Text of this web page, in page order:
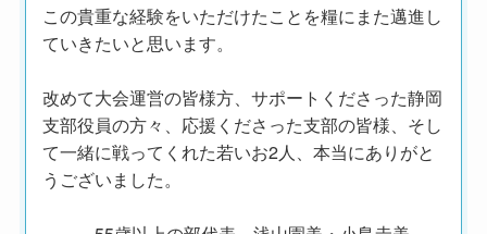
この貴重な経験をいただけたことを糧にまた邁進し
ていきたいと思います。
改めて大会運営の皆様方、サポートくださった静岡
支部役員の方々、応援くださった支部の皆様、そし
て一緒に戦ってくれた若いお2人、本当にありがと
うございました。